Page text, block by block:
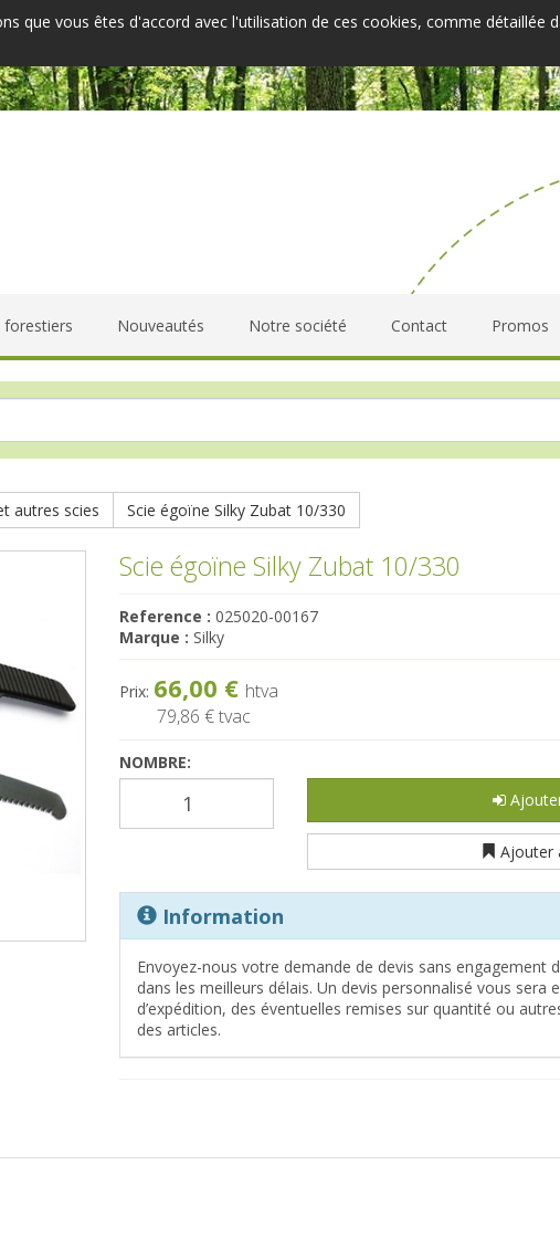
que vous êtes d'accord avec l'utilisation de ces cookies, comme détaillée
forestiers Nouveautés Notre société Contact Promos
autres scies Scie égoïne Silky Zubat 10/330
Scie égoïne Silky Zubat 10/330
Reference : 025020-00167
Marque : Silky
Prix: 66,00 € htva
79,86 €tvac
NOMBRE:
Ajouter
Information
Envoyez-nous votre demande de devis sans engagement
dans les meilleurs délais. Un devis personnalisé vous
d’expédition, des éventuelles remises sur quantité ou
des articles.